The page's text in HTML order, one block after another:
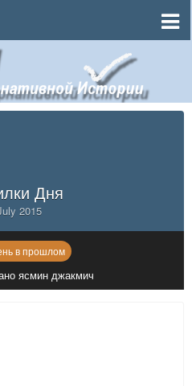
Дня
2015
в прошлом
ясмин джакмич